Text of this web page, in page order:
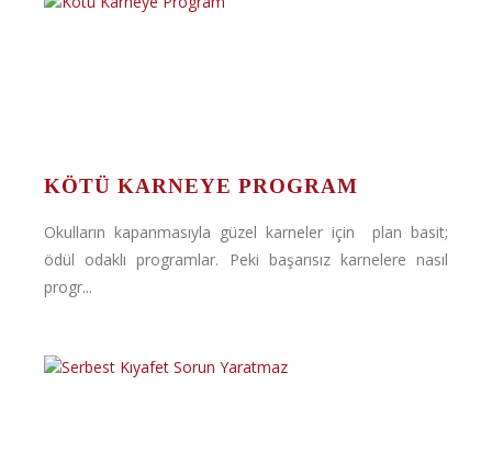
KÖTÜ KARNEYE PROGRAM
Okulların kapanmasıyla güzel karneler için plan basit;
ödül odaklı programlar. Peki başarısız karnelere nasıl
progr...